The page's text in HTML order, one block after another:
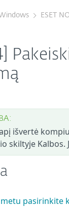
ESET
išvertė
skiltyje
pasirinkite